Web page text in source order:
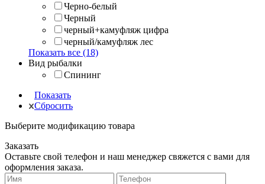
Черно-белый
Черный
черный+камуфляж цифра
черный/камуфляж лес
Показать все (18)
Вид рыбалки
Спининг
Показать
Сбросить
Выберите модификацию товара
Заказать
Оставьте свой телефон и наш менеджер свяжется с вами для
оформления заказа.